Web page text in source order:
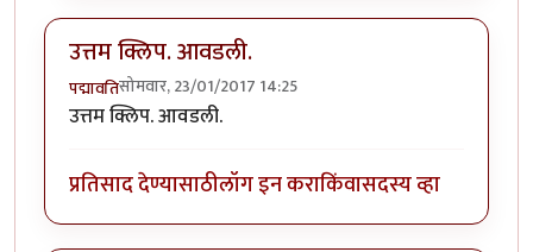
उत्तम क्लिप. आवडली.
पद्मावतिसोमवार, 23/01/2017 14:25
उत्तम क्लिप. आवडली.
प्रतिसाद देण्यासाठीलॉग इन कराकिंवासदस्य व्हा